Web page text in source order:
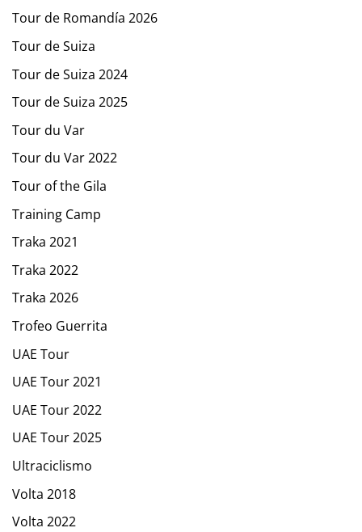
Tour de Romandía 2026
Tour de Suiza
Tour de Suiza 2024
Tour de Suiza 2025
Tour du Var
Tour du Var 2022
Tour of the Gila
Training Camp
Traka 2021
Traka 2022
Traka 2026
Trofeo Guerrita
UAE Tour
UAE Tour 2021
UAE Tour 2022
UAE Tour 2025
Ultraciclismo
Volta 2018
Volta 2022